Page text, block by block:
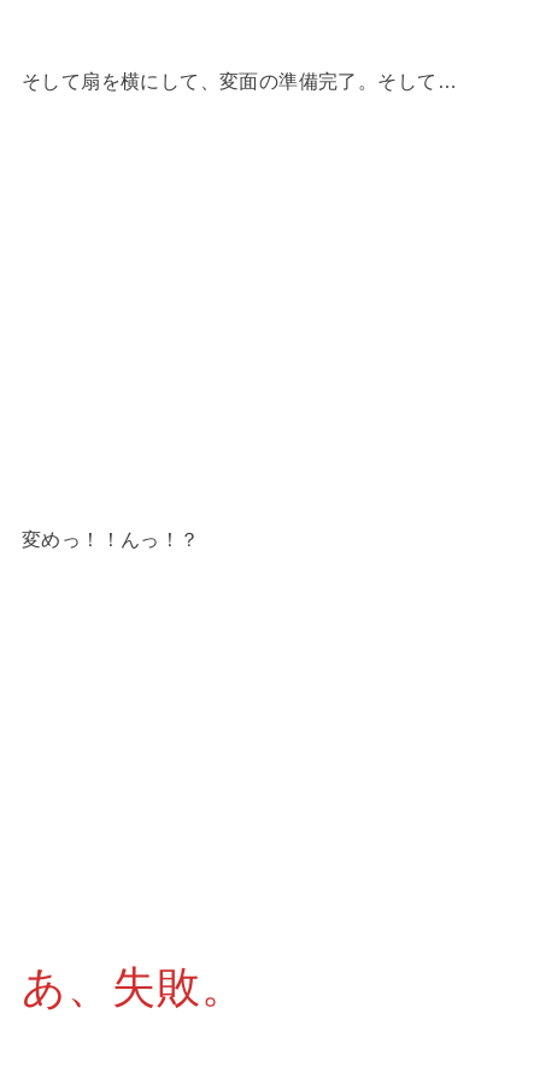
そして扇を横にして、変面の準備完了。そして…
変めっ！！んっ！？
あ、失敗。